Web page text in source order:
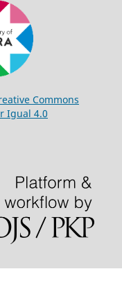
Commons
Igual 4.0